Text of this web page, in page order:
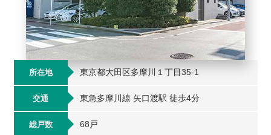
所在地 東京都大田区多摩川１丁目35-1
交通 東急多摩川線 矢口渡駅 徒歩4分
総戸数 68戸